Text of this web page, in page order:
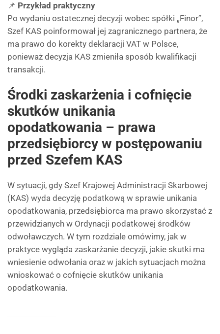
📌 Przykład praktyczny
Po wydaniu ostatecznej decyzji wobec spółki „Finor”,
Szef KAS poinformował jej zagranicznego partnera, że
ma prawo do korekty deklaracji VAT w Polsce,
ponieważ decyzja KAS zmieniła sposób kwalifikacji
transakcji.
Środki zaskarżenia i cofnięcie
skutków unikania
opodatkowania – prawa
przedsiębiorcy w postępowaniu
przed Szefem KAS
W sytuacji, gdy Szef Krajowej Administracji Skarbowej
(KAS) wyda decyzję podatkową w sprawie unikania
opodatkowania, przedsiębiorca ma prawo skorzystać z
przewidzianych w Ordynacji podatkowej środków
odwoławczych. W tym rozdziale omówimy, jak w
praktyce wygląda zaskarżanie decyzji, jakie skutki ma
wniesienie odwołania oraz w jakich sytuacjach można
wnioskować o cofnięcie skutków unikania
opodatkowania.